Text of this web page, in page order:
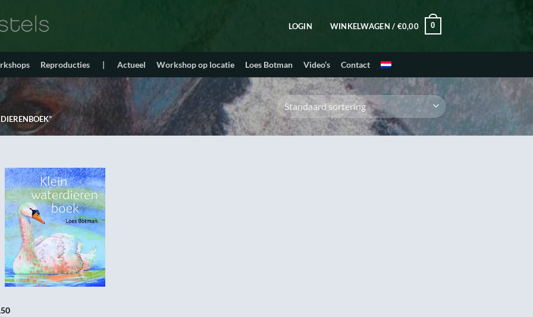
LOGIN WINKELWAGEN / €0,00 0
Reproducties | Actueel Workshop op locatie Loes Botman Video’s Contact